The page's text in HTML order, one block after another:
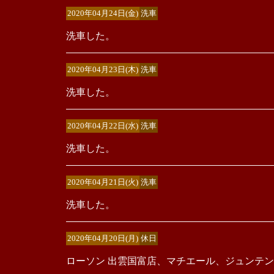
2020年04月24日(金) 洗車
洗車した。
2020年04月23日(木) 洗車
洗車した。
2020年04月22日(水) 洗車
洗車した。
2020年04月21日(火) 洗車
洗車した。
2020年04月20日(月) 休日
ローソン 出雲国富店、マチエール、ジュンテ